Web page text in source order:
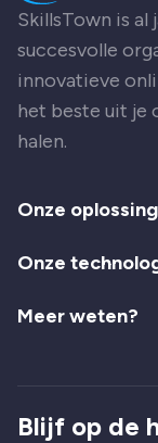
SkillsTown is
succesvolle
innovatieve
het beste uit je
halen.
Onze
Onze
Meer weten?
Blijf op de